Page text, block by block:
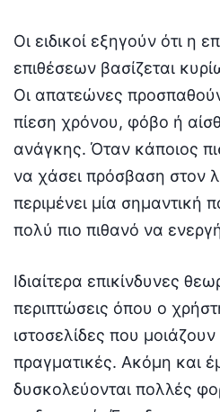
Οι ειδικοί εξηγούν ότι η
επιθέσεων βασίζεται
Οι απατεώνες
πίεση χρόνου, φόβο ή
ανάγκης. Όταν κάποιος
να χάσει πρόσβαση στον
περιμένει μία σημαντική
πολύ πιο πιθανό να
Ιδιαίτερα επικίνδυνες
περιπτώσεις όπου ο
ιστοσελίδες που μοιάζουν
πραγματικές. Ακόμη και
δυσκολεύονται πολλές